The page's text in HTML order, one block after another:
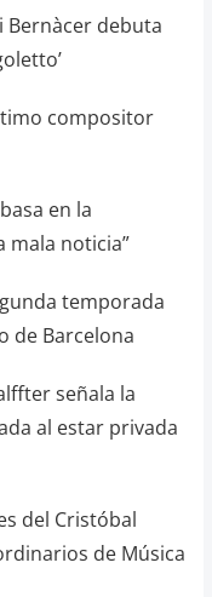
Bernàcer debuta
compositor
en la
mala noticia”
temporada
de Barcelona
señala la
al estar privada
del Cristóbal
de Música